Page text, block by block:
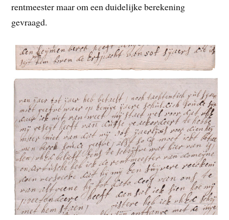
rentmeester maar om een duidelijke berekening
gevraagd.